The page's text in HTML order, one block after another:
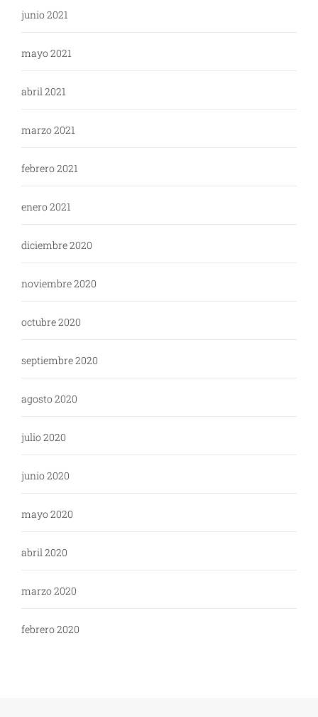
junio 2021
mayo 2021
abril 2021
marzo 2021
febrero 2021
enero 2021
diciembre 2020
noviembre 2020
octubre 2020
septiembre 2020
agosto 2020
julio 2020
junio 2020
mayo 2020
abril 2020
marzo 2020
febrero 2020